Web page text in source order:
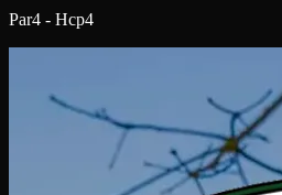
Par4 - Hcp4